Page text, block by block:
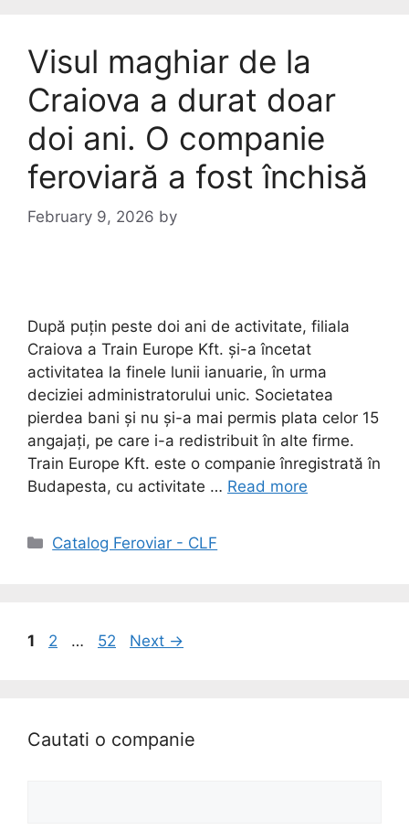
Visul maghiar de la
Craiova a durat doar
doi ani. O companie
feroviară a fost închisă
February 9, 2026 by
După puțin peste doi ani de activitate, filiala
Craiova a Train Europe Kft. și-a încetat
activitatea la finele lunii ianuarie, în urma
deciziei administratorului unic. Societatea
pierdea bani și nu și-a mai permis plata celor 15
angajați, pe care i-a redistribuit în alte firme.
Train Europe Kft. este o companie înregistrată în
Budapesta, cu activitate … Read more
Catalog Feroviar - CLF
1 2 … 52 Next →
Cautati o companie